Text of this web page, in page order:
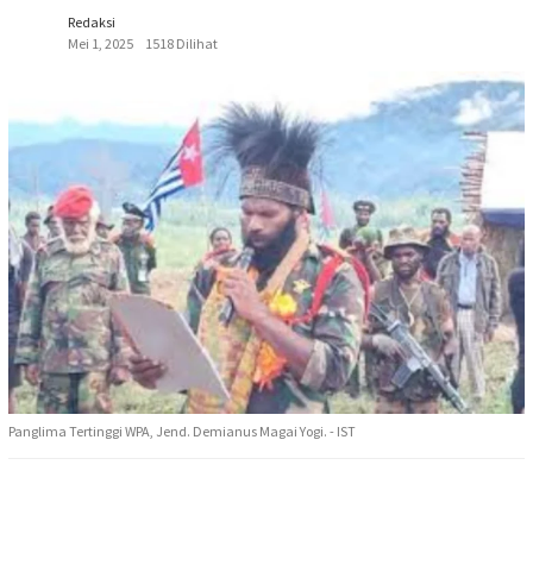
Redaksi
Mei 1, 2025
1518 Dilihat
Panglima Tertinggi WPA, Jend. Demianus Magai Yogi. - IST